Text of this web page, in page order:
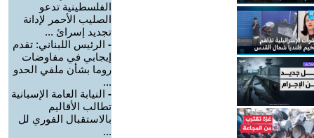
الفلسطينية تدعو
الصليب الأحمر لإدانة
تجديد إسرائ ...
- الرئيس اللبناني: تقدم
إيجابي في مفاوضات
روما بشأن ملفي الحدو
...
- النيابة العامة الإسبانية
تطالب الأقاليم
بالاستقبال الفوري لل
...